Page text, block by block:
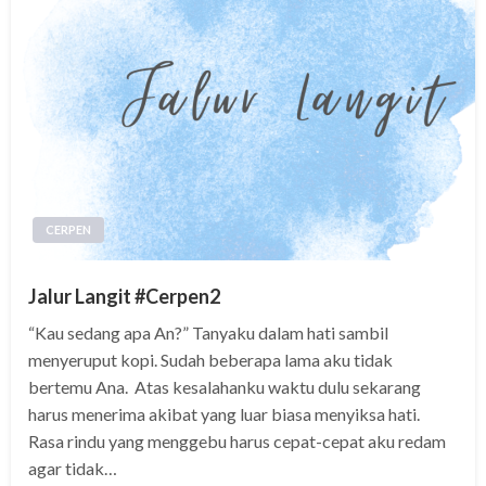
CERPEN
Jalur Langit #Cerpen2
“Kau sedang apa An?” Tanyaku dalam hati sambil
menyeruput kopi. Sudah beberapa lama aku tidak
bertemu Ana. Atas kesalahanku waktu dulu sekarang
harus menerima akibat yang luar biasa menyiksa hati.
Rasa rindu yang menggebu harus cepat-cepat aku redam
agar tidak…